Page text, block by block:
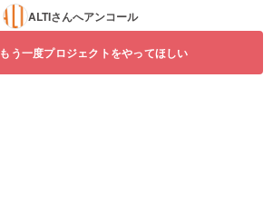
ALTIさんへアンコール
もう一度プロジェクトをやってほしい